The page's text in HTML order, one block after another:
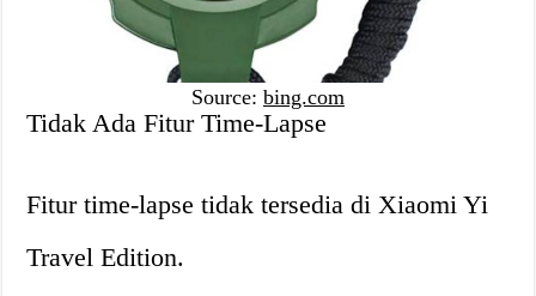
Source: bing.com
Tidak Ada Fitur Time-Lapse
Fitur time-lapse tidak tersedia di Xiaomi Yi
Travel Edition.